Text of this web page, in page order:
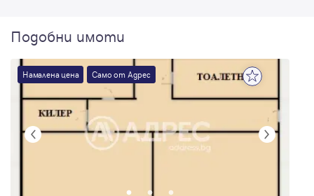
Подобни имоти
Намалена цена Само от Адрес